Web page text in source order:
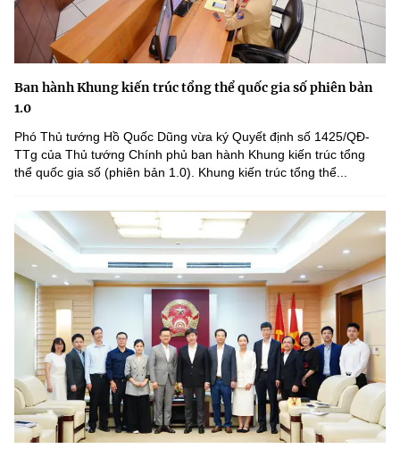
Ban hành Khung kiến trúc tổng thể quốc gia số phiên bản
1.0
Phó Thủ tướng Hồ Quốc Dũng vừa ký Quyết định số 1425/QĐ-
TTg của Thủ tướng Chính phủ ban hành Khung kiến trúc tổng
thể quốc gia số (phiên bản 1.0). Khung kiến trúc tổng thể...